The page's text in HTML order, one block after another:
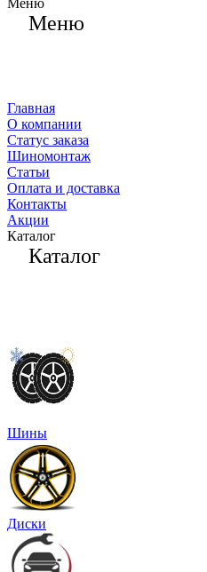
Меню
Меню
Главная
О компании
Статус заказа
Шиномонтаж
Статьи
Оплата и доставка
Контакты
Акции
Каталог
Каталог
Шины
Диски